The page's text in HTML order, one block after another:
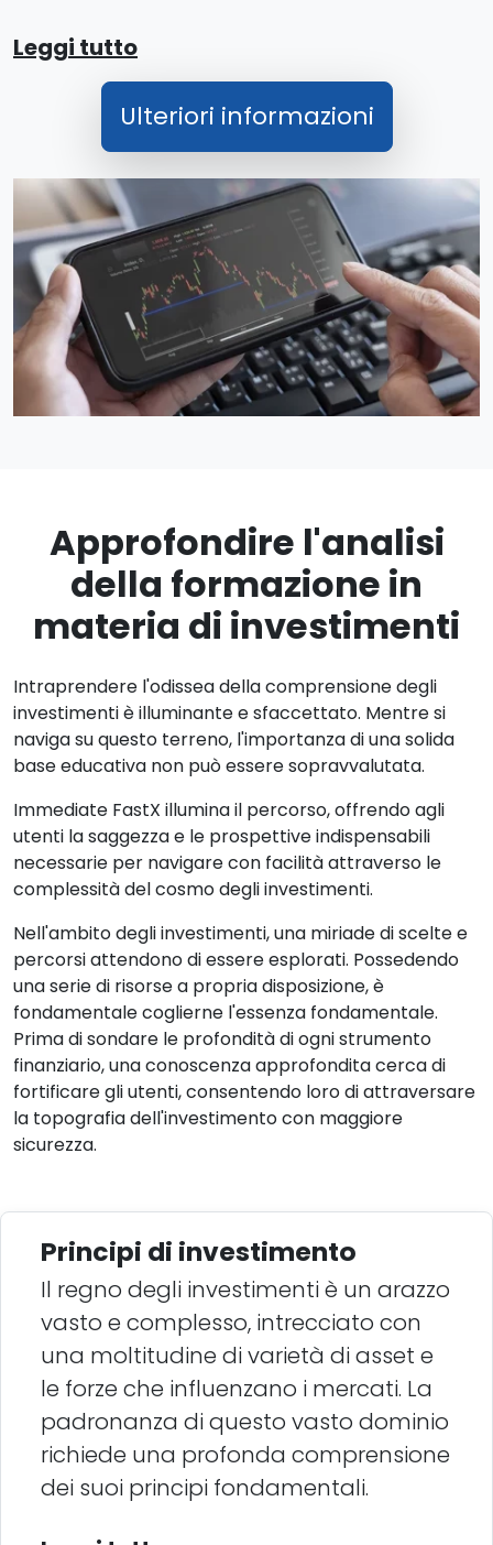
Leggi tutto
Ulteriori informazioni
Approfondire l'analisi
della formazione in
materia di investimenti
Intraprendere l'odissea della comprensione degli
investimenti è illuminante e sfaccettato. Mentre si
naviga su questo terreno, l'importanza di una solida
base educativa non può essere sopravvalutata.
Immediate FastX illumina il percorso, offrendo agli
utenti la saggezza e le prospettive indispensabili
necessarie per navigare con facilità attraverso le
complessità del cosmo degli investimenti.
Nell'ambito degli investimenti, una miriade di scelte e
percorsi attendono di essere esplorati. Possedendo
una serie di risorse a propria disposizione, è
fondamentale coglierne l'essenza fondamentale.
Prima di sondare le profondità di ogni strumento
finanziario, una conoscenza approfondita cerca di
fortificare gli utenti, consentendo loro di attraversare
la topografia dell'investimento con maggiore
sicurezza.
Principi di investimento
Il regno degli investimenti è un arazzo
vasto e complesso, intrecciato con
una moltitudine di varietà di asset e
le forze che influenzano i mercati. La
padronanza di questo vasto dominio
richiede una profonda comprensione
dei suoi principi fondamentali.